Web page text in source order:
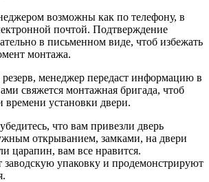
возможны как по телефону, в
почтой. Подтверждение
в письменном виде, чтоб избежать
монтажа.
менеджер передаст информацию в
свяжется монтажная бригада, чтоб
времени установки двери.
что вам привезли дверь
открыванием, замками, на двери
царапин, вам все нравится.
упаковку и продемонстрируют